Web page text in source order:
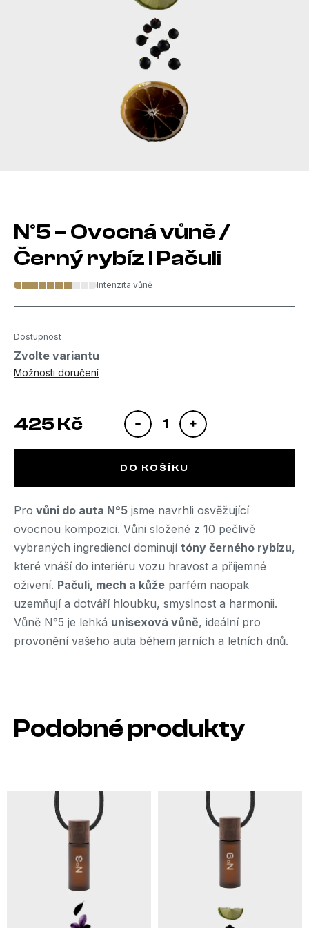
N°5 – Ovocná vůně /
Černý rybíz I Pačuli
Pro vůni do auta N°5 jsme navrhli osvěžující
ovocnou kompozici. Vůni složené z 10 pečlivě
vybraných ingrediencí dominují tóny černého rybízu,
které vnáší do interiéru vozu hravost a příjemné
oživení. Pačuli, mech a kůže parfém naopak
uzemňují a dotváří hloubku, smyslnost a harmonii.
Vůně N°5 je lehká unisexová vůně, ideální pro
provonění vašeho auta během jarních a letních dnů.
Dostupnost
Zvolte variantu
Možnosti doručení
425 Kč
Měrná cena:
DO KOŠÍKU
Podobné produkty